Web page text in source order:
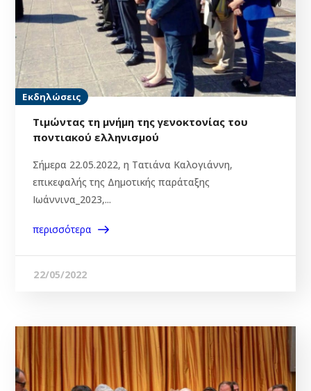
Εκδηλώσεις
Τιμώντας τη μνήμη της γενοκτονίας του
ποντιακού ελληνισμού
Σήμερα 22.05.2022, η Τατιάνα Καλογιάννη,
επικεφαλής της Δημοτικής παράταξης
Ιωάννινα_2023,...
περισσότερα
22/05/2022